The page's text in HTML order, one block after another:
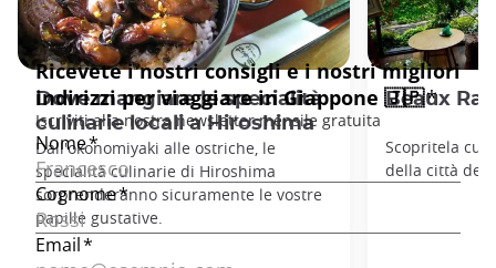
Dove mangiare le specialità
culinarie locali a Hiroshima
Dall'okonomiyaki alle ostriche, le
specialità culinarie di Hiroshima
sorprenderanno sicuramente le vostre
papille gustative.
Beaux
Scopritela
della città